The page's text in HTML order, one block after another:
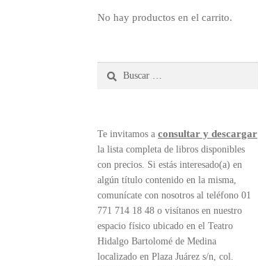
No hay productos en el carrito.
Te invitamos aconsultar y descargar
la lista completa de libros disponibles
con precios. Si estás interesado(a) en
algún título contenido en la misma,
comunícate con nosotros al teléfono 01
771 714 18 48 o visítanos en nuestro
espacio físico ubicado en el Teatro
Hidalgo Bartolomé de Medina
localizado en Plaza Juárez s/n, col.